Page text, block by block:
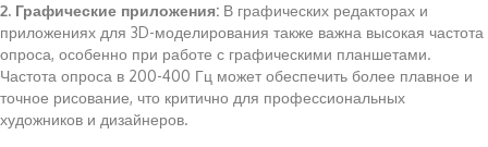
2. Графические приложения: В графических редакторах и
приложениях для 3D-моделирования также важна высокая частота
опроса, особенно при работе с графическими планшетами.
Частота опроса в 200-400 Гц может обеспечить более плавное и
точное рисование, что критично для профессиональных
художников и дизайнеров.